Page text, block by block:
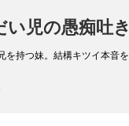
い児の愚痴吐
を持つ妹。結構キツイ本音